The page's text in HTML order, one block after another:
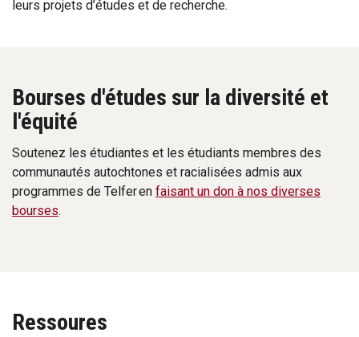
leurs projets d’études et de recherche.
Bourses d'études sur la diversité et
l'équité
Soutenez les étudiantes et les étudiants membres des
communautés autochtones et racialisées admis aux
programmes de Telfer en faisant un don à nos diverses
bourses.
Ressoures